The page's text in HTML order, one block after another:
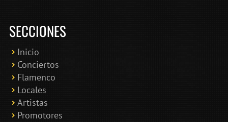
SECCIONES
Inicio
Conciertos
Flamenco
Locales
Artistas
Promotores